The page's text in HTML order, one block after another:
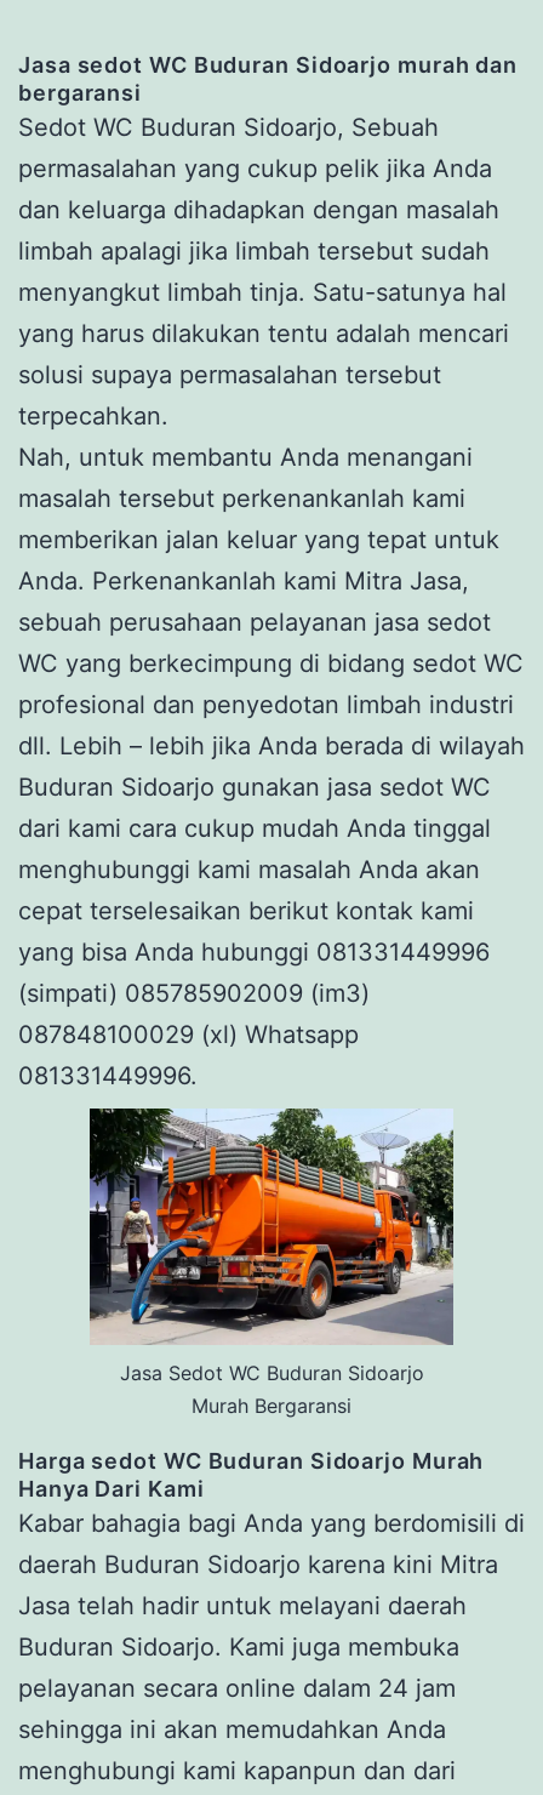
Jasa sedot WC Buduran Sidoarjo murah dan
bergaransi
Sedot WC Buduran Sidoarjo, Sebuah
permasalahan yang cukup pelik jika Anda
dan keluarga dihadapkan dengan masalah
limbah apalagi jika limbah tersebut sudah
menyangkut limbah tinja. Satu-satunya hal
yang harus dilakukan tentu adalah mencari
solusi supaya permasalahan tersebut
terpecahkan.
Nah, untuk membantu Anda menangani
masalah tersebut perkenankanlah kami
memberikan jalan keluar yang tepat untuk
Anda. Perkenankanlah kami Mitra Jasa,
sebuah perusahaan pelayanan jasa sedot
WC yang berkecimpung di bidang sedot WC
profesional dan penyedotan limbah industri
dll. Lebih – lebih jika Anda berada di wilayah
Buduran Sidoarjo gunakan jasa sedot WC
dari kami cara cukup mudah Anda tinggal
menghubunggi kami masalah Anda akan
cepat terselesaikan berikut kontak kami
yang bisa Anda hubunggi 081331449996
(simpati) 085785902009 (im3)
087848100029 (xl) Whatsapp
081331449996.
Jasa Sedot WC Buduran Sidoarjo
Murah Bergaransi
Harga sedot WC Buduran Sidoarjo Murah
Hanya Dari Kami
Kabar bahagia bagi Anda yang berdomisili di
daerah Buduran Sidoarjo karena kini Mitra
Jasa telah hadir untuk melayani daerah
Buduran Sidoarjo. Kami juga membuka
pelayanan secara online dalam 24 jam
sehingga ini akan memudahkan Anda
menghubungi kami kapanpun dan dari